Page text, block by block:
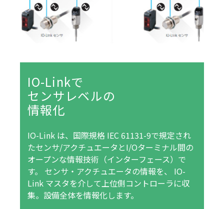
IO-Linkで
センサレベルの
情報化
IO-Link は、国際規格 IEC 61131-9で規定され
たセンサ/アクチュエータとI/Oターミナル間の
オープンな情報技術（インターフェース）で
す。 センサ・アクチュエータの情報を、 IO-
Link マスタを介して上位側コントローラに収
集。設備全体を情報化します。